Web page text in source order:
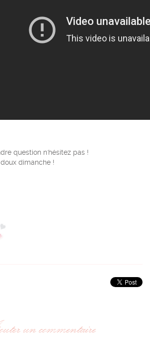
question n'hésitez pas !
dimanche !
un commentaire